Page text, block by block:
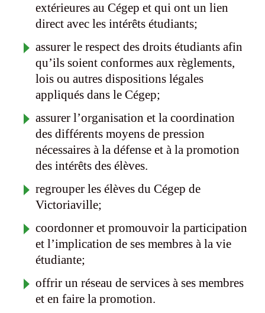
extérieures au Cégep et qui ont un lien
direct avec les intérêts étudiants;
assurer le respect des droits étudiants afin
qu’ils soient conformes aux règlements,
lois ou autres dispositions légales
appliqués dans le Cégep;
assurer l’organisation et la coordination
des différents moyens de pression
nécessaires à la défense et à la promotion
des intérêts des élèves.
regrouper les élèves du Cégep de
Victoriaville;
coordonner et promouvoir la participation
et l’implication de ses membres à la vie
étudiante;
offrir un réseau de services à ses membres
et en faire la promotion.